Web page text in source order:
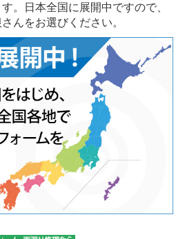
。日本全国に展開中ですので、
んをお選びください。